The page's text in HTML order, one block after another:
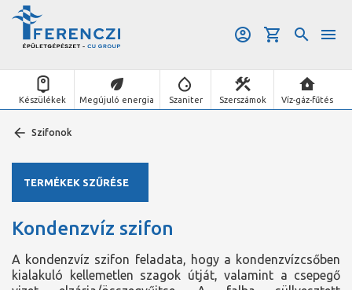
Készülékek Megújuló energia Szaniter Szerszámok Víz-gáz-fűtés
Szifonok
Kondenzvíz szifon
A kondenzvíz szifon feladata, hogy a kondenzvízcsőben
kialakuló kellemetlen szagok útját, valamint a csepegő
TERMÉKEK SZŰRÉSE